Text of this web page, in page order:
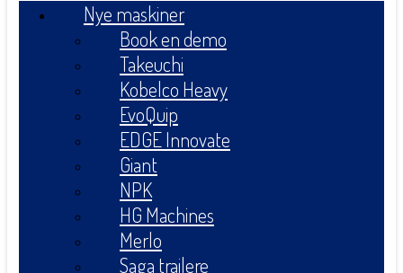
Nye maskiner
Book en demo
Takeuchi
Kobelco Heavy
EvoQuip
EDGE Innovate
Giant
NPK
HG Machines
Merlo
Saga trailere